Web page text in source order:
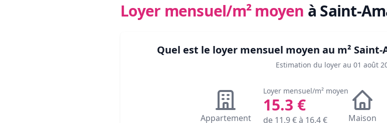
Loyer mensuel/m² moyen à Saint-
Quel est le loyer mensuel moyen au m² Saint-
Estimation du loyer au 01 août
Appartement
Loyer mensuel/m² moyen
15.3 €
de 11.9€ à 16.4€ Maison